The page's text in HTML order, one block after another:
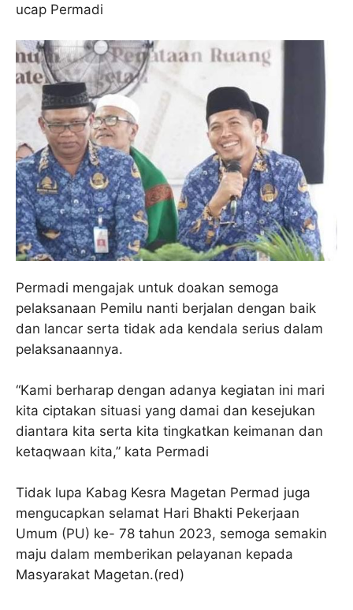
ucap Permadi
Permadi mengajak untuk doakan semoga
pelaksanaan Pemilu nanti berjalan dengan baik
dan lancar serta tidak ada kendala serius dalam
pelaksanaannya.
“Kami berharap dengan adanya kegiatan ini mari
kita ciptakan situasi yang damai dan kesejukan
diantara kita serta kita tingkatkan keimanan dan
ketaqwaan kita,” kata Permadi
Tidak lupa Kabag Kesra Magetan Permad juga
mengucapkan selamat Hari Bhakti Pekerjaan
Umum (PU) ke- 78 tahun 2023, semoga semakin
maju dalam memberikan pelayanan kepada
Masyarakat Magetan.(red)